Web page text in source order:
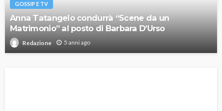
GOSSIP E TV
Anna Tatangelo condurrà “Scene da un
Matrimonio” al posto di Barbara D’Urso
Redazione 5 anni ago